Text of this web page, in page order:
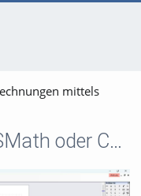
mittels
Berechnungen mittels SMath oder CalcPAD ausführen